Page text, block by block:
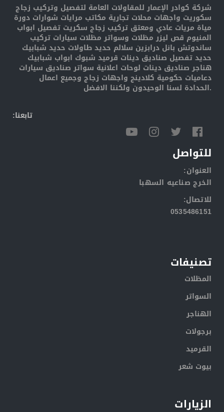
شركة كوادر الإعمار للمقاولات العامة لتفصيل وتركيب زجاج
سكوريت واجهات محلات تجارية مكاتب مرايات شوارات دورة
مياة مريات عادي ومعتق تركيب زجاج سكريت تفصيل ابواب
المنيوم قص ليزر مظلات وسواتر مظلات سيارات تركيب
ساندوتش بانل درابزين سلالم حديد طاولات حديد شبابيك
حديد تفصيل صناديق دينات قرميد شبوك ابواب شبابيك
هناجر صناديق دينات لوحات اعلانية سواتر صناديق سيارات
دعاميات حكومية كلادينج واجهات زجاج وجميع اعمال
الحدادة لسنا الوحيدون ولكننا الافضل.
:تابعنا
للتواصل
:العنوان
الخرج صناعيه السهبا
:للاتصال
0535486151
تصنيفات
المظلات
السواتر
الهناجر
برجولات
القرميد
بيوت شعر
الزيارات